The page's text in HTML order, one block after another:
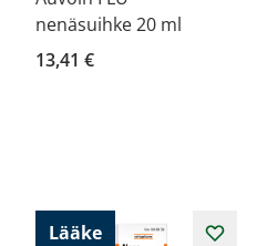
nenäsuihke 20 ml
13,41 €
Lääke